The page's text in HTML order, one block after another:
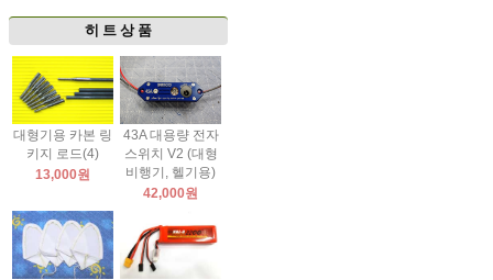
히 트 상 품
대형기용 카본 링
키지 로드(4)
13,000원
43A 대용량 전자
스위치 V2 (대형
비행기, 헬기용)
42,000원